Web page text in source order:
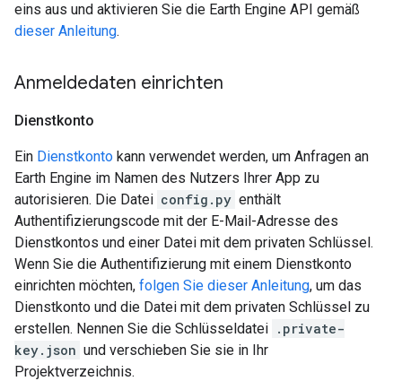
eins aus und aktivieren Sie die Earth Engine API gemäß
dieser Anleitung.
Anmeldedaten einrichten
Dienstkonto
Ein Dienstkonto kann verwendet werden, um Anfragen an
Earth Engine im Namen des Nutzers Ihrer App zu
autorisieren. Die Datei config.py enthält
Authentifizierungscode mit der E-Mail-Adresse des
Dienstkontos und einer Datei mit dem privaten Schlüssel.
Wenn Sie die Authentifizierung mit einem Dienstkonto
einrichten möchten, folgen Sie dieser Anleitung, um das
Dienstkonto und die Datei mit dem privaten Schlüssel zu
erstellen. Nennen Sie die Schlüsseldatei .private-
key.json und verschieben Sie sie in Ihr
Projektverzeichnis.